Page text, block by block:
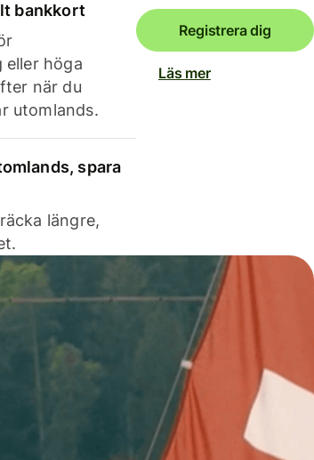
bankkort
eller höga
när du
utomlands.
spara
längre,
Registrera dig
Läs mer